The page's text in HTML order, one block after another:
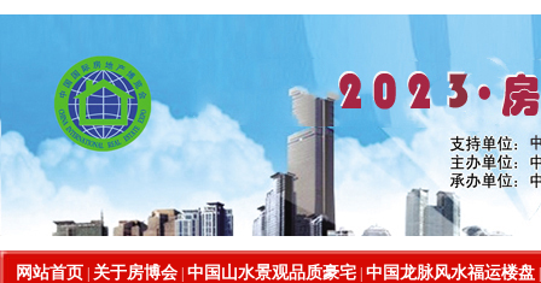
网站首页 关于房博会 中国山水景观品质豪宅 中国龙脉风水福运楼盘